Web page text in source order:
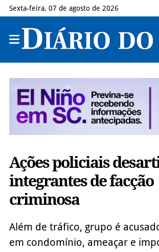
Sexta-feira, 07 de agosto de 2026
Ações policiais
integrantes de facção
criminosa
Além de tráfico, grupo é
em condomínio, ameaçar e